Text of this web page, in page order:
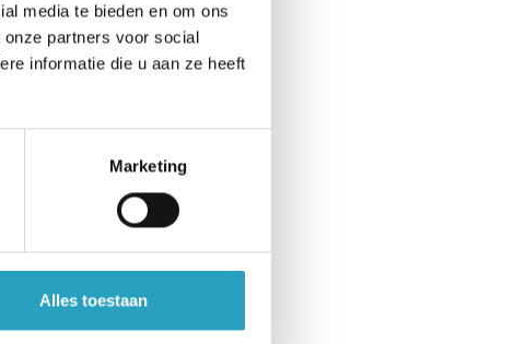
media te bieden en om ons
partners voor social
informatie die u aan ze heeft
Marketing
Alles toestaan
zelfs de vraag
begrijp wel dat
eigen wereldje
met ‘ik moet
niet met een